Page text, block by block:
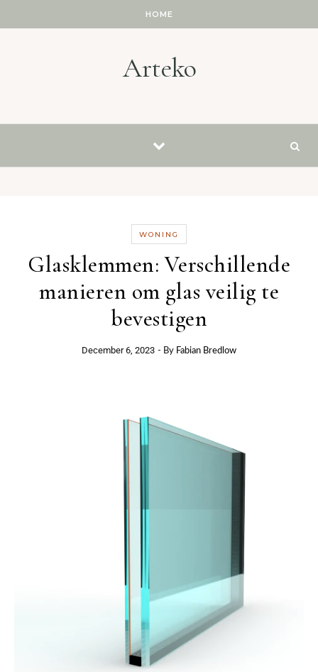
HOME
Arteko
WONING
Glasklemmen: Verschillende
manieren om glas veilig te
bevestigen
December 6, 2023 - By Fabian Bredlow